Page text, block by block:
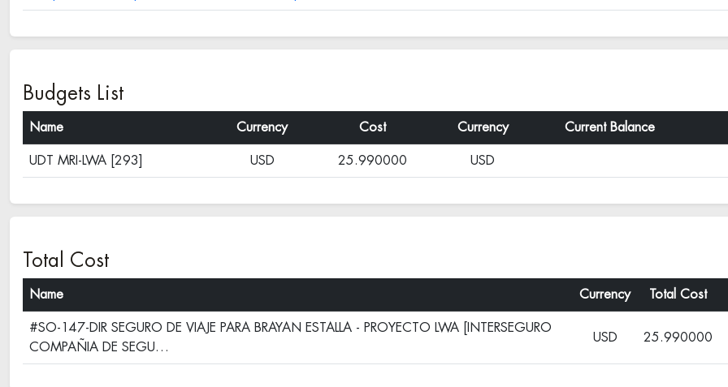
Budgets List
Name Currency Cost Currency Current Balance
UDT MRI-LWA [293] USD 25.990000 USD
Total Cost
Name Currency Total Cost
#SO-147-DIR SEGURO DE VIAJE PARA BRAYAN ESTALLA - PROYECTO LWA [INTERSEGURO
COMPAÑIA DE SEGU…
USD 25.990000